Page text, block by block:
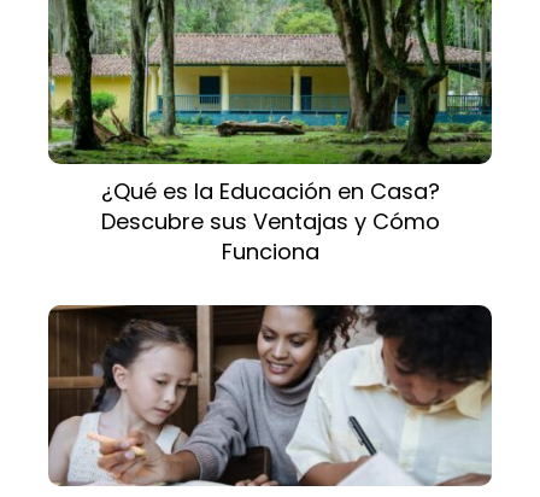
¿Qué es la Educación en Casa?
Descubre sus Ventajas y Cómo
Funciona